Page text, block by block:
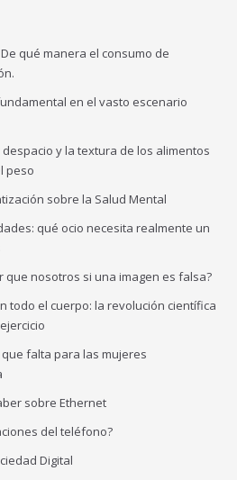
qué manera el consumo de
en el vasto escenario
y la textura de los alimentos
peso
sobre la Salud Mental
qué ocio necesita realmente un
que nosotros si una imagen es falsa?
todo el cuerpo: la revolución científica
falta para las mujeres
sobre Ethernet
del teléfono?
Digital